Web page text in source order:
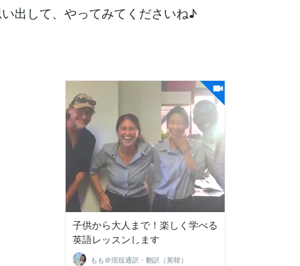
出して、やってみてくださいね♪
子供から大人まで！楽しく学べる
英語レッスンします
もも＠現役通訳・翻訳（英韓）